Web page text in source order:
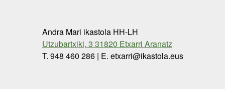
Andra Mari ikastola HH-LH
Utzubartxiki, 3 31820 Etxarri Aranatz
T. 948 460 286 | E. etxarri@ikastola.eus